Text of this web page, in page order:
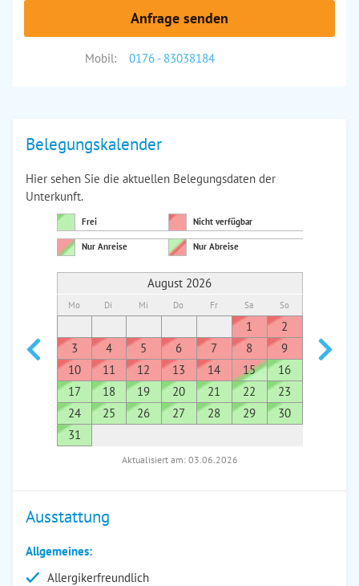
Anfrage senden
Mobil: 0176 - 83038184
Belegungskalender
Hier sehen Sie die aktuellen Belegungsdaten der
Unterkunft.
Frei Nicht verfügbar
Nur Anreise Nur Abreise
August 2026
Mo Di Mi Do Fr Sa So
1
2
3
4 5 6 7 8
9
10
11 12 13 14 15
16
17
18 19 20 21 22
23
24
25 26 27 28 29
30
31
7
Aktualisiert am: 03.06.2026
Ausstattung
Allgemeines:
Allergikerfreundlich